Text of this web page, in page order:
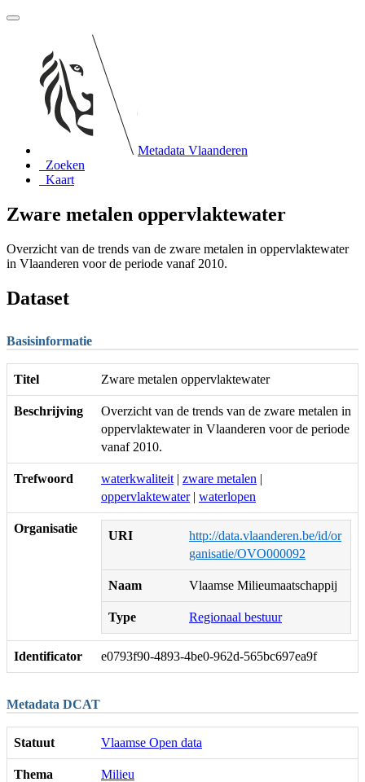
Metadata Vlaanderen
Zoeken
Kaart
Zware metalen oppervlaktewater
Overzicht van de trends van de zware metalen in oppervlaktewater
in Vlaanderen voor de periode vanaf 2010.
Dataset
Basisinformatie
Titel Zware metalen oppervlaktewater
Beschrijving
Overzicht van de trends van de zware metalen in
oppervlaktewater in Vlaanderen voor de periode
vanaf 2010.
Trefwoord waterkwaliteit | zware metalen |
oppervlaktewater| waterlopen
Organisatie
URI
http://data.vlaanderen.be/id/or
ganisatie/OVO000092
Naam Vlaamse Milieumaatschappij
Type Regionaal bestuur
Identificator e0793f90-4893-4be0-962d-565bc697ea9f
Metadata DCAT
Statuut Vlaamse Open data
Thema Milieu